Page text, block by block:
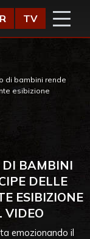
TV
di bambini rende
esibizione
DI BAMBINI
DELLE
ESIBIZIONE
VIDEO
emozionando il